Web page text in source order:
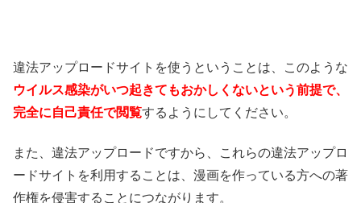
違法アップロードサイトを使うということは、このような
ウイルス感染がいつ起きてもおかしくないという前提で、
完全に自己責任で閲覧するようにしてください。
また、違法アップロードですから、これらの違法アップロ
ードサイトを利用することは、漫画を作っている方への著
作権を侵害することにつながります。